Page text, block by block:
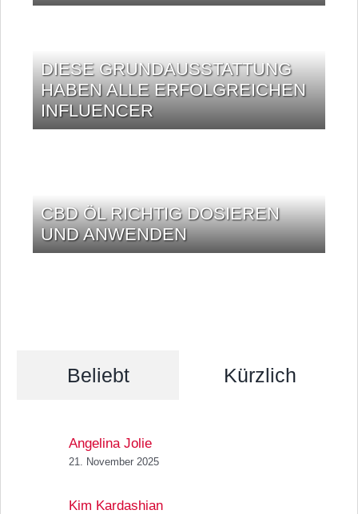
DIESE GRUNDAUSSTATTUNG
HABEN ALLE ERFOLGREICHEN
INFLUENCER
CBD ÖL RICHTIG DOSIEREN
UND ANWENDEN
Beliebt Kürzlich
Angelina Jolie
21. November 2025
Kim Kardashian